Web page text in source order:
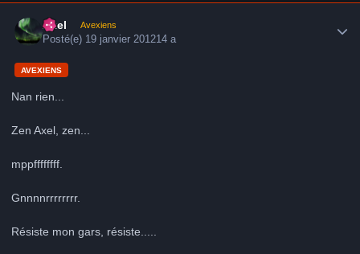
Axel Avexiens
Posté(e) 19 janvier 201214 a
AVEXIENS
Nan rien...
Zen Axel, zen...
mppffffffff.
Gnnnnrrrrrrrr.
Résiste mon gars, résiste.....